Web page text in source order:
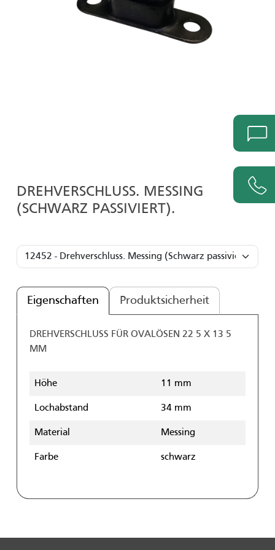
DREHVERSCHLUSS. MESSING
(SCHWARZ PASSIVIERT).
Eigenschaften Produktsicherheit
DREHVERSCHLUSS FÜR OVALÖSEN 22 5 X 13 5
MM
Höhe 11 mm
Lochabstand 34 mm
Material Messing
Farbe schwarz